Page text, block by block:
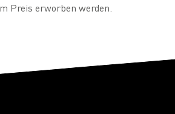
Preis erworben werden.